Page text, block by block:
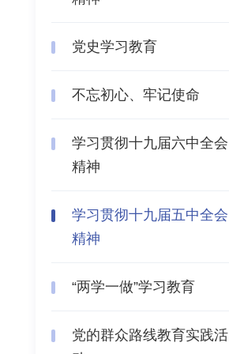
党史学习教育
不忘初心、牢记使命
学习贯彻十九届六中全会
精神
学习贯彻十九届五中全会
精神
“两学一做”学习教育
党的群众路线教育实践活